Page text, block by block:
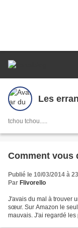
Les
tchou tchou.....
Comment vous
Publié le 10/03/2014 à
Par Flivorello
J'avais du mal à trouver
sœur. Sur Amazon le
mauvais. J'ai regardé